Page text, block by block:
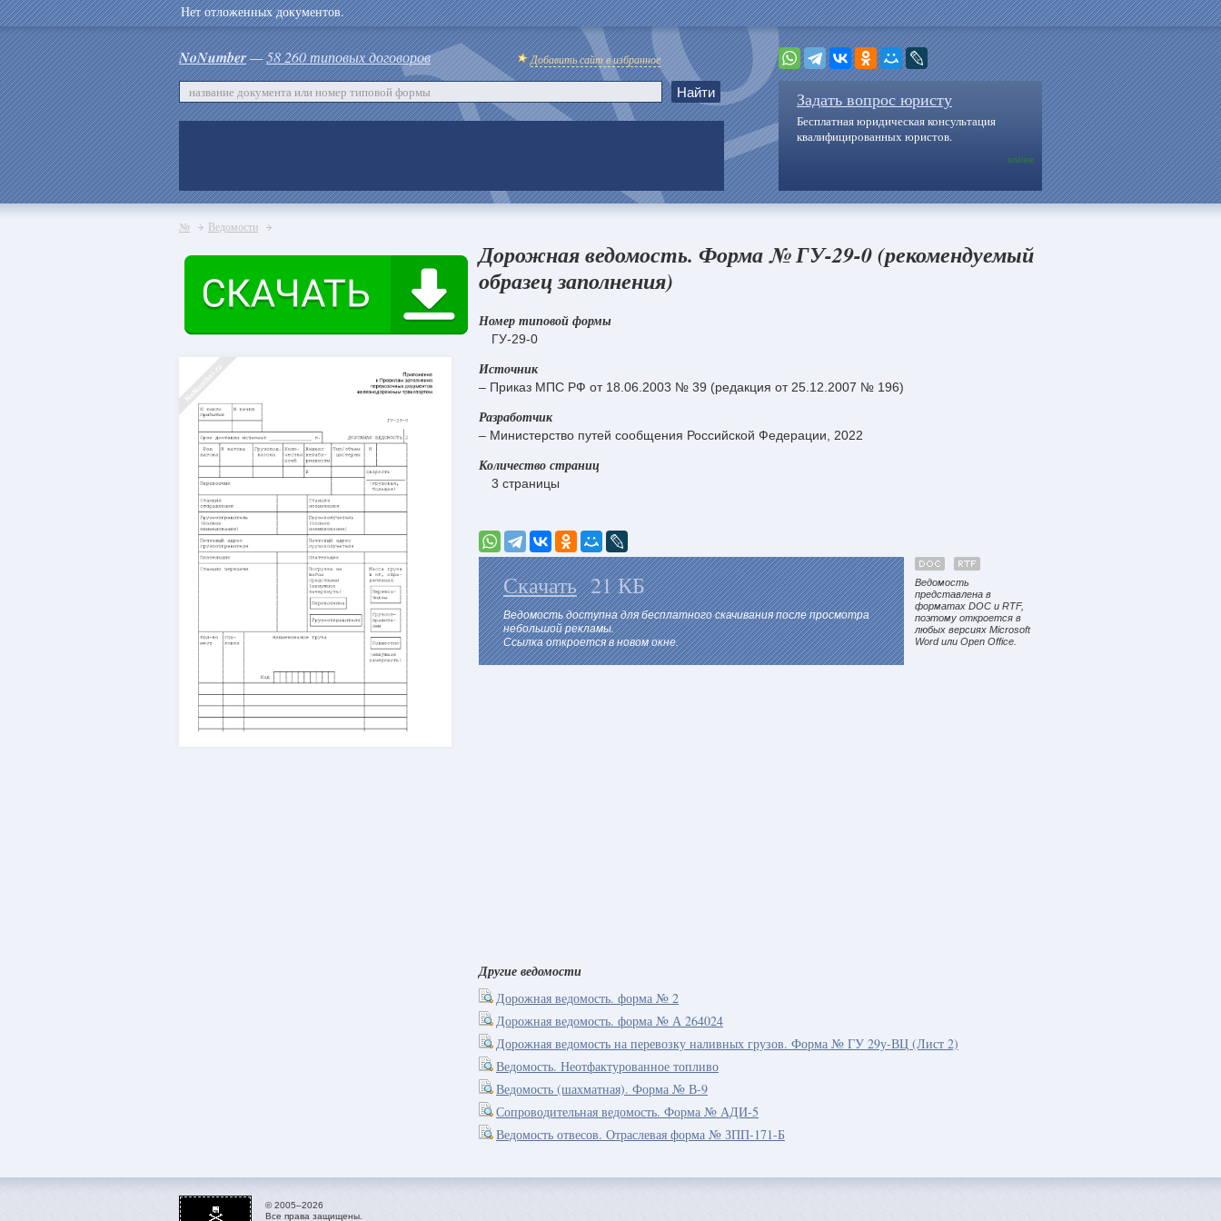
Нет отложенных документов.
NoNumber—58 260 типовых договоров Добавить сайт в избранное
Задать вопрос юристу
Бесплатная юридическая консультация
квалифицированных юристов.
online
№ Ведомости
Дорожная ведомость. Форма № ГУ-29-0 (рекомендуемый
образец заполнения)
Номер типовой формы
ГУ-29-0
Источник
– Приказ МПС РФ от 18.06.2003 № 39 (редакция от 25.12.2007 № 196)
Разработчик
– Министерство путей сообщения Российской Федерации, 2022
Количество страниц
3 страницы
Скачать 21 КБ
Ведомость доступна для бесплатного скачивания после просмотра
небольшой рекламы.
Ссылка откроется в новом окне.
Ведомость
представлена в
форматах DOC и RTF,
поэтому откроется в
любых версиях Microsoft
Word или Open Office.
Другие ведомости
Дорожная ведомость. форма № 2
Дорожная ведомость. форма № А 264024
Дорожная ведомость на перевозку наливных грузов. Форма № ГУ 29у-ВЦ (Лист 2)
Ведомость. Неотфактурованное топливо
Ведомость (шахматная). Форма № В-9
Сопроводительная ведомость. Форма № АДИ-5
Ведомость отвесов. Отраслевая форма № ЗПП-171-Б
© 2005–2026
Все права защищены.